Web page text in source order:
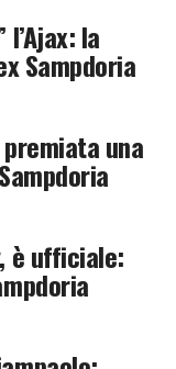
la
Sampdoria
una
è ufficiale: